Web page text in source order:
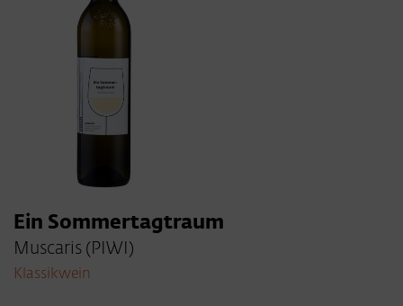
Ein Sommertagtraum
Muscaris (PIWI)
Klassikwein